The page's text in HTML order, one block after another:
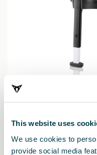
This website uses
We use cookies to
provide social media